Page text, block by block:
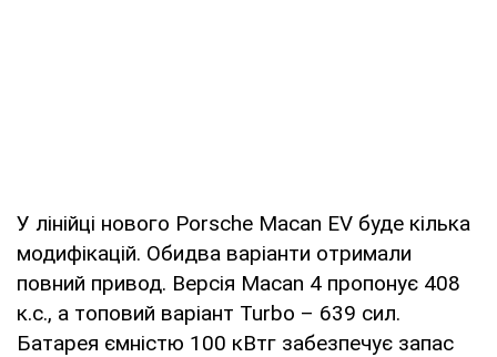
У лінійці нового Porsche Macan EV буде кілька
модифікацій. Обидва варіанти отримали
повний привод. Версія Macan 4 пропонує 408
к.с., а топовий варіант Turbo – 639 сил.
Батарея ємністю 100 кВтг забезпечує запас